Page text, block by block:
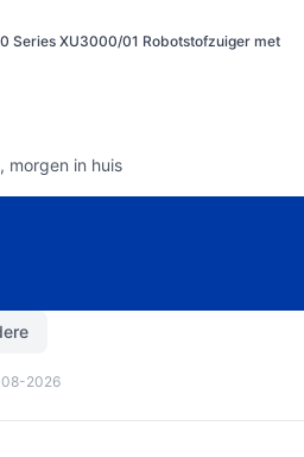
Series XU3000/01 Robotstofzuiger met
morgen in huis
2026